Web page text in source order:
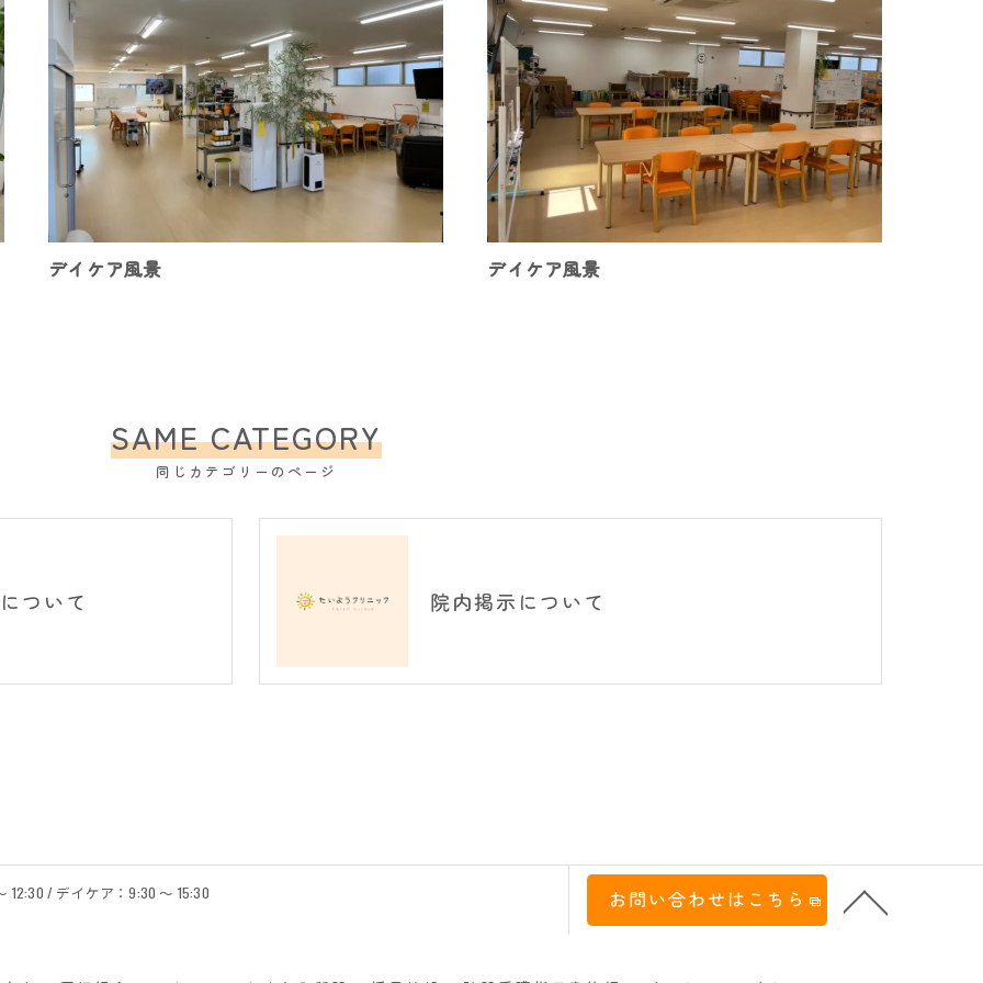
デイケア風景 デイケア風景
同じカテゴリーのページ
SAME CATEGORY
ついて 院内掲示について
12:30 / デイケア：9:30 ～ 15:30 お問い合わせはこちら